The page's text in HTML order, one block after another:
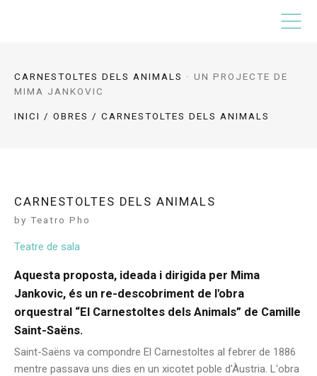
CARNESTOLTES DELS ANIMALS · UN PROJECTE DE
MIMA JANKOVIC
INICI / OBRES / CARNESTOLTES DELS ANIMALS
CARNESTOLTES DELS ANIMALS
by Teatro Pho
Teatre de sala
Aquesta proposta, ideada i dirigida per Mima
Jankovic, és un re-descobriment de l'obra
orquestral “El Carnestoltes dels Animals” de Camille
Saint-Saëns.
Saint-Saëns va compondre El Carnestoltes al febrer de 1886
mentre passava uns dies en un xicotet poble d'Àustria. L'obra